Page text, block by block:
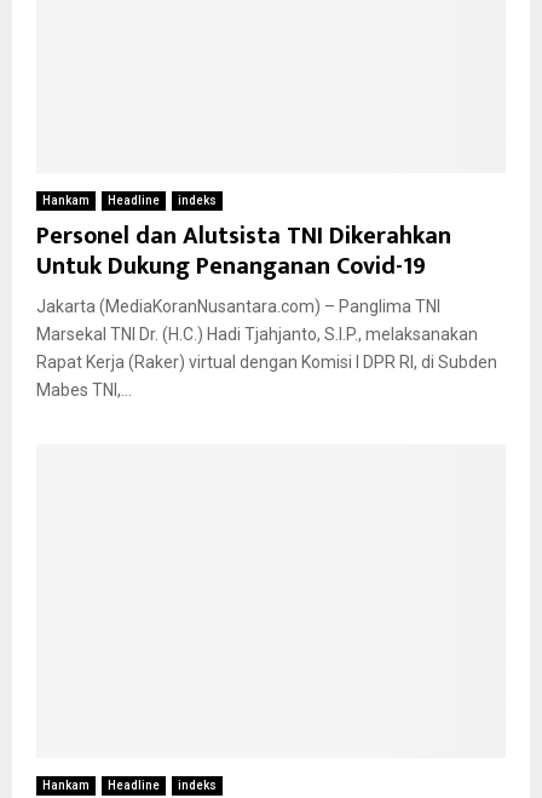
Hankam Headline indeks
Personel dan Alutsista TNI Dikerahkan
Untuk Dukung Penanganan Covid-19
Jakarta (MediaKoranNusantara.com) – Panglima TNI
Marsekal TNI Dr. (H.C.) Hadi Tjahjanto, S.I.P., melaksanakan
Rapat Kerja (Raker) virtual dengan Komisi I DPR RI, di Subden
Mabes TNI,...
Hankam Headline indeks